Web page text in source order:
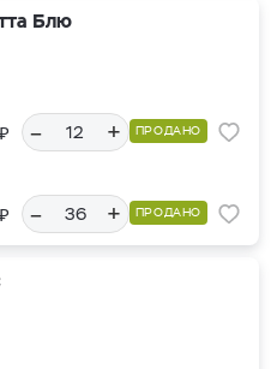
Блю
₽ – + ПРОДАНО
₽ – + ПРОДАНО